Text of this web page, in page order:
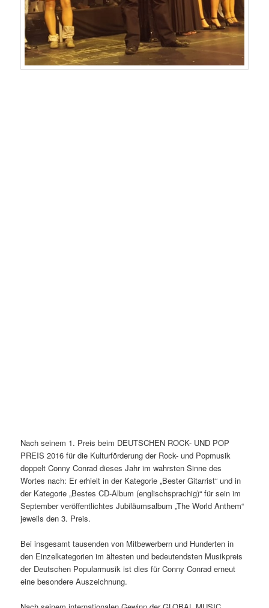
Nach seinem 1. Preis beim DEUTSCHEN ROCK- UND POP
PREIS 2016 für die Kulturförderung der Rock- und Popmusik
doppelt Conny Conrad dieses Jahr im wahrsten Sinne des
Wortes nach: Er erhielt in der Kategorie „Bester Gitarrist“ und in
der Kategorie „Bestes CD-Album (englischsprachig)“ für sein im
September veröffentlichtes Jubiläumsalbum „The World Anthem“
jeweils den 3. Preis.
Bei insgesamt tausenden von Mitbewerbern und Hunderten in
den Einzelkategorien im ältesten und bedeutendsten Musikpreis
der Deutschen Popularmusik ist dies für Conny Conrad erneut
eine besondere Auszeichnung.